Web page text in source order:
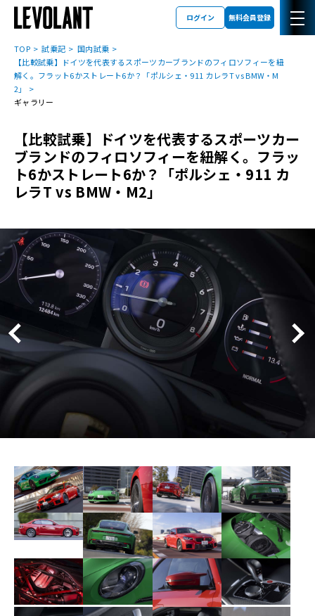
ログイン 無料会員登録
TOP 試乗記
国内試乗
【比較試乗】ドイツを代表するスポーツカーブランドのフィロソフィーを紐
解く。フラット6かストレート6か？「ポルシェ・911 カレラT vs BMW・M
2」
ギャラリー
【比較試乗】ドイツを代表するスポーツカー
ブランドのフィロソフィーを紐解く。フラッ
ト6かストレート6か？「ポルシェ・911 カ
レラT vs BMW・M2」